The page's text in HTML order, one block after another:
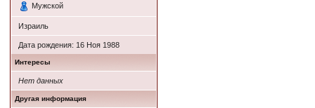
Мужской
Израиль
Дата рождения: 16 Ноя 1988
Интересы
Нет данных
Другая информация